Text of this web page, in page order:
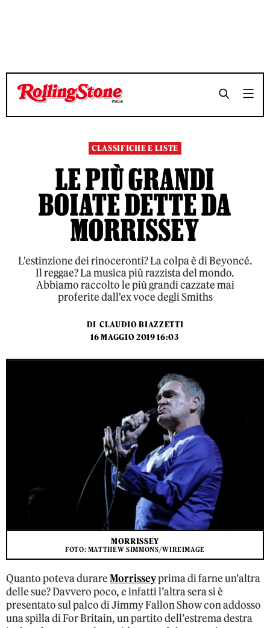
TEMPO DI LETTURA 6 MINUTI SHARE
TEMPO DI LETTURA 6 MINUTI SHARE
CLASSIFICHE E LISTE
LE PIÙ GRANDI
BOIATE DETTE DA
MORRISSEY
L'estinzione dei rinoceronti? La colpa è di Beyoncé.
Il reggae? La musica più razzista del mondo.
Abbiamo raccolto le più grandi cazzate mai
proferite dall'ex voce degli Smiths
DI CLAUDIO BIAZZETTI
16 MAGGIO 2019 16:03
MORRISSEY
FOTO: MATTHEW SIMMONS/WIREIMAGE
Quanto poteva durareMorrisseyprima di farne un’altra
delle sue? Davvero poco, e infatti l’altra sera si è
presentato sul palco di Jimmy Fallon Show con addosso
una spilla di For Britain, un partito dell’estrema destra